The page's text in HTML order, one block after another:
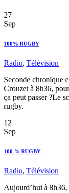
27
Sep
100% RUGBY
Radio, Télévision
Seconde chronique
Crouzet à 8h36,
ça peut passer ?Le
rugby.
12
Sep
100 % RUGBY
Radio, Télévision
Aujourd’hui à